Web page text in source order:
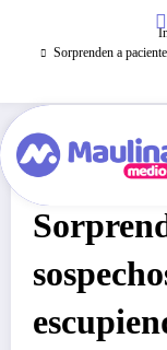
contenido Sorprenden a
Nacional